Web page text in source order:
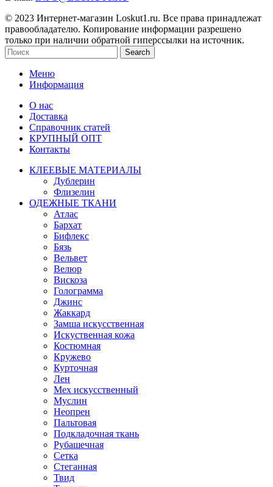
© 2023 Интернет-магазин Loskut1.ru. Все права принадлежат
правообладателю. Копирование информации разрешено
только при наличии обратной гиперссылки на источник.
Search
Меню
Информация
О нас
Доставка
Справочник статей
КРУПНЫЙ ОПТ
Контакты
КЛЕЕВЫЕ МАТЕРИАЛЫ
Дублерин
Флизелин
ОДЕЖНЫЕ ТКАНИ
Атлас
Бархат
Бифлекс
Бязь
Вельвет
Велюр
Вискоза
Голограмма
Джинс
Жаккард
Замша искусственная
Искуственная кожа
Костюмная
Кружево
Курточная
Лен
Мех искусственный
Муслин
Неопрен
Пальтовая
Подкладочная ткань
Рубашечная
Сетка
Стеганная
Твид